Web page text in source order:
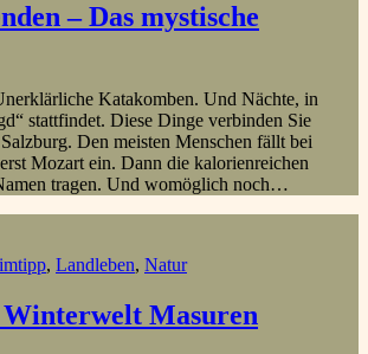
– Das mystische
Katakomben. Und Nächte, in
stattfindet. Diese Dinge verbinden Sie
Den meisten Menschen fällt bei
Mozart ein. Dann die kalorienreichen
tragen. Und womöglich noch…
, Landleben, Natur
Winterwelt Masuren